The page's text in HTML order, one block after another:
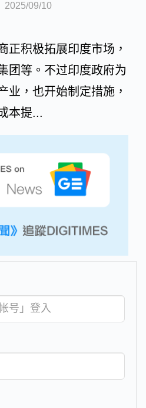
2025/09/10
正积极拓展印度市场，
团等。不过印度政府为
业，也开始制定措施，
本提...